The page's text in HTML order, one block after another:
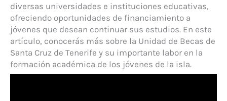
diversas universidades e instituciones educativas,
ofreciendo oportunidades de financiamiento a
jóvenes que desean continuar sus estudios. En este
artículo, conocerás más sobre la Unidad de Becas de
Santa Cruz de Tenerife y su importante labor en la
formación académica de los jóvenes de la isla.